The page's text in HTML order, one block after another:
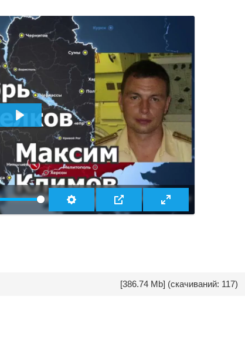
ВОСПРОИЗВЕСТИ
[386.74 Mb] (cкачиваний: 117)